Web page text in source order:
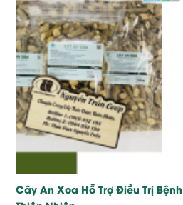
Cây An Xoa Hỗ Trợ Điều Trị